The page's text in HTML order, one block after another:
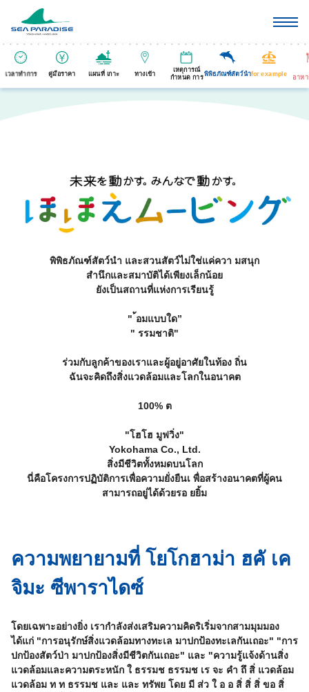
เวลาทำการ คู่มือราคา แผนที่ เกาะ ทางเข้า
เหตุการณ์
กำหนด การ
พิพิธภัณฑ์สัตว์นำfor example
อาห
พิพิธภัณฑ์สัตว์นำ และสวนสัตว์ไม่ใช่แค่ควา มสนุก
สำนึกและสมาบัติได้เพียงเล็กน้อย
ยังเป็นสถานที่แห่งการเรียนรู้
" ้อมแบบใด”
" รรมชาติ"
ร่วมกับลูกค้าของเราและผู้อยู่อาศัยในท้อง ถิ่น
ฉันจะคิดถึงสิ่งแวดล้อมและโลกในอนาคต
100% ต
"โฮโฮ มูฟวิ่ง"
Yokohama Co., Ltd.
สิ่งมีชีวิตทั้งหมดบนโลก
นี่คือโครงการปฏิบัติการเพื่อความยั่งยืนเ พื่อสร้างอนาคตที่ผู้คน
สามารถอยู่ได้ด้วยรอ ยยิ้ม
ความพยายามที่ โยโกฮาม่า ฮคั เค
จิมะ ซีพาราไดซ์
โดยเฉพาะอย่างยิ่ง เรากำลังส่งเสริมความคิดริเริ่มจากสามมุมมอง
ได้แก่ "การอนุรักษ์สิ่งแวดล้อมทางทะเล มาปกป้องทะเลกันเถอะ" "การ
ปกป้องสัตว์ป่า มาปกป้องสิ่งมีชีวิตกันเถอะ" และ "ความรู้แจ้งด้านสิ่ง
แวดล้อมและความตระหนัก ใ ธรรมช ธรรมช เร จะ คำ ถึ สิ่ แวดล้อม
แวดล้อม ท ท ธรรมช และ และ ทรัพย โดย มี ส่ว ใ อ อ สิ่ สิ่ สิ่ ขอ สิ่